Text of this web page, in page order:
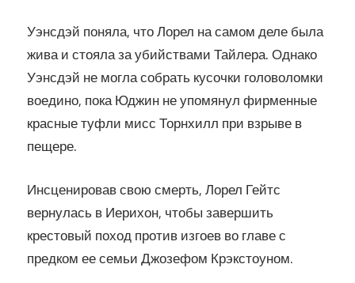
Уэнсдэй поняла, что Лорел на самом деле была
жива и стояла за убийствами Тайлера. Однако
Уэнсдэй не могла собрать кусочки головоломки
воедино, пока Юджин не упомянул фирменные
красные туфли мисс Торнхилл при взрыве в
пещере.
Инсценировав свою смерть, Лорел Гейтс
вернулась в Иерихон, чтобы завершить
крестовый поход против изгоев во главе с
предком ее семьи Джозефом Крэкстоуном.